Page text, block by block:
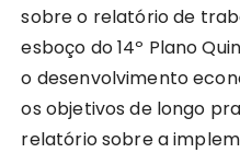
sobre o relatório de
esboço do 14º Plano
o desenvolvimento
os objetivos de longo
relatório sobre a